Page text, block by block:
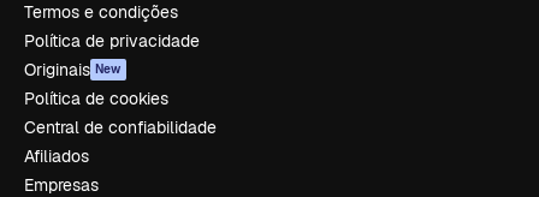
Termos e condições
Política de privacidade
Originais New
Política de cookies
Central de confiabilidade
Afiliados
Empresas